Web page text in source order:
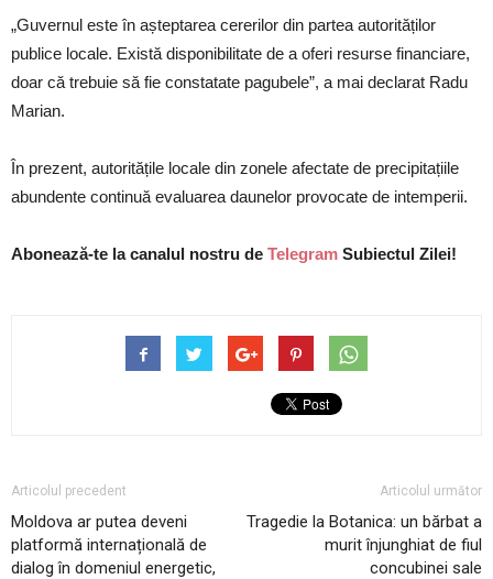
„Guvernul este în așteptarea cererilor din partea autorităților
publice locale. Există disponibilitate de a oferi resurse financiare,
doar că trebuie să fie constatate pagubele”, a mai declarat Radu
Marian.
În prezent, autoritățile locale din zonele afectate de precipitațiile
abundente continuă evaluarea daunelor provocate de intemperii.
Abonează-te la canalul nostru de Telegram Subiectul Zilei!
Articolul precedent
Moldova ar putea deveni
platformă internațională de
dialog în domeniul energetic,
Articolul următor
Tragedie la Botanica: un bărbat a
murit înjunghiat de fiul
concubinei sale